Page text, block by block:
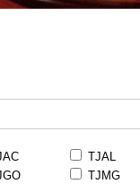
TJAL
TJMG